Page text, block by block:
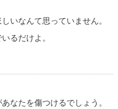
いなんて思っていません。
るだけよ。
なたを傷つけるでしょう。